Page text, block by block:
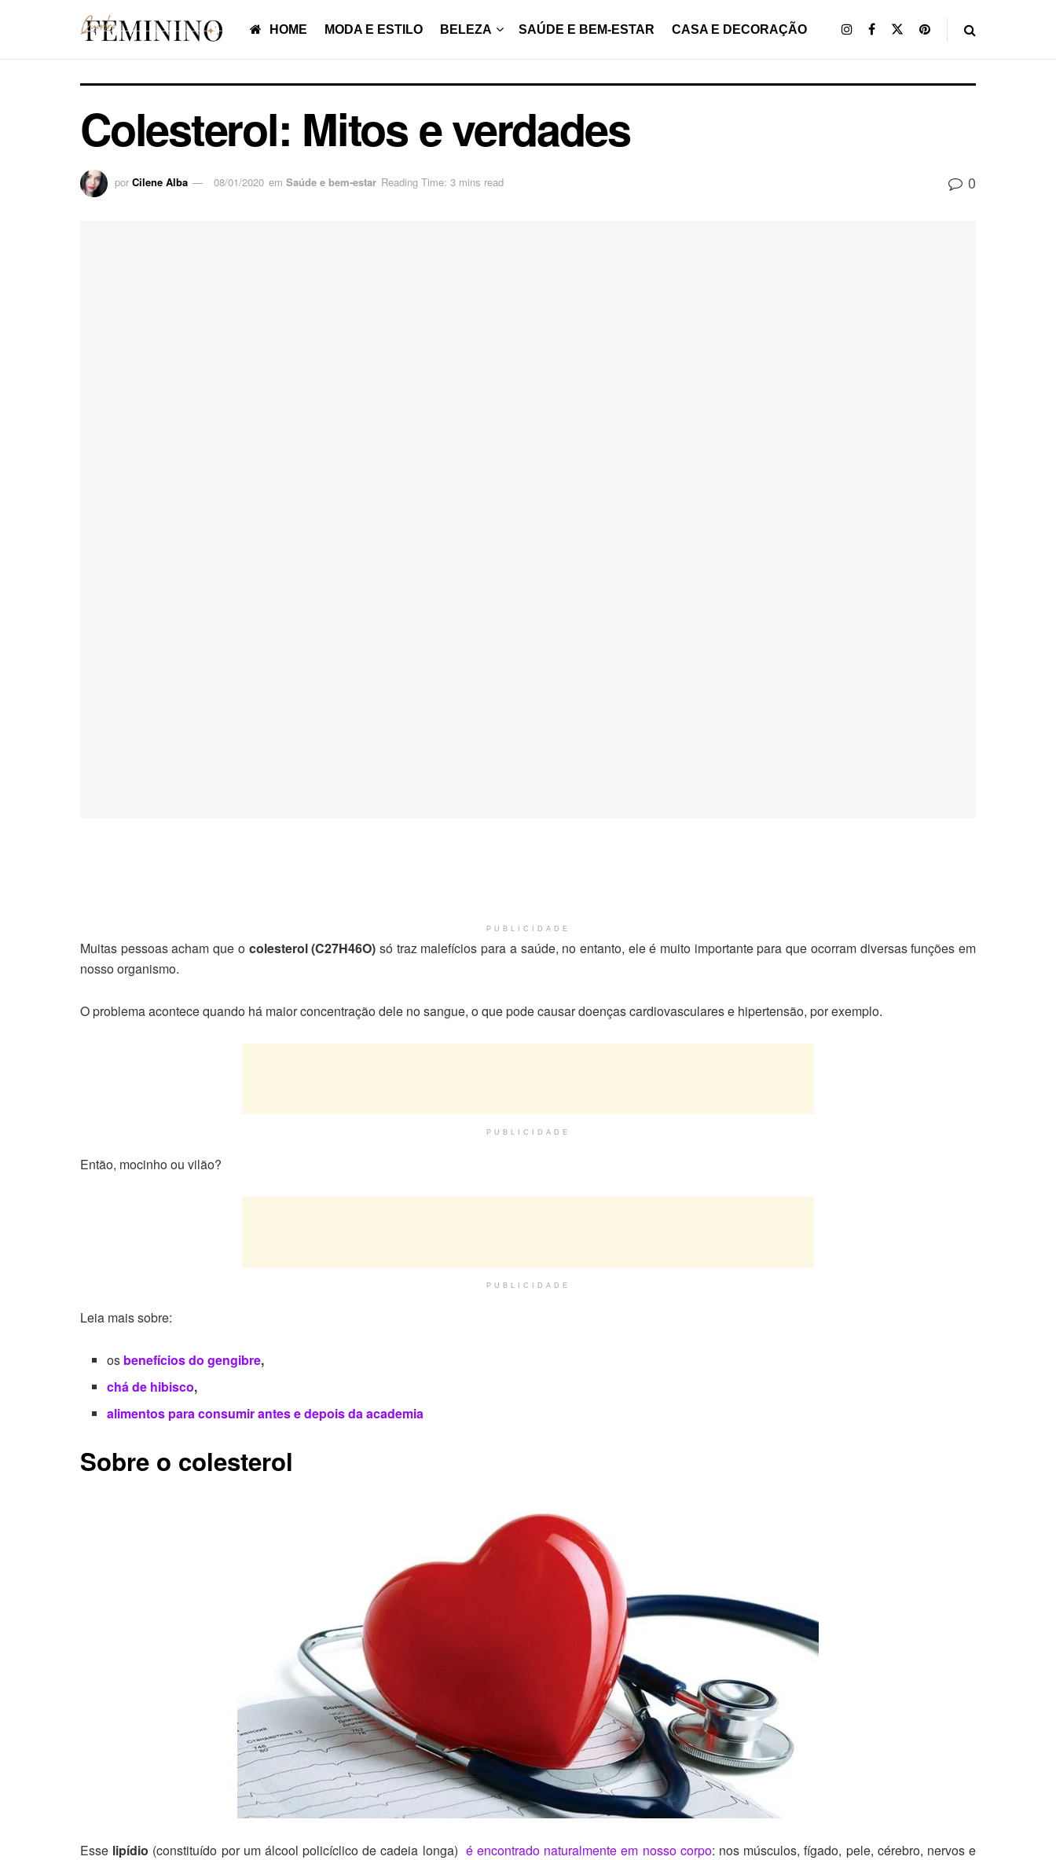
HOME MODA E ESTILO BELEZA SAÚDE E BEM-ESTAR CASA E DECORAÇÃO
Colesterol: Mitos e verdades
por Cilene Alba 08/01/2020 em Saúde e bem-estar Reading Time: 3 mins read 0
PUBLICIDADE
Muitas pessoas acham que o colesterol (C27H46O) só traz malefícios para a saúde, no entanto, ele é muito importante para que ocorram diversas funções em
nosso organismo.
O problema acontece quando há maior concentração dele no sangue, o que pode causar doenças cardiovasculares e hipertensão, por exemplo.
PUBLICIDADE
Então, mocinho ou vilão?
PUBLICIDADE
Leia mais sobre:
os benefícios do gengibre,
chá de hibisco,
alimentos para consumir antes e depois da academia
Sobre o colesterol
Esse lipídio (constituído por um álcool policíclico de cadeia longa) é encontrado naturalmente em nosso corpo: nos músculos, fígado, pele, cérebro, nervos e